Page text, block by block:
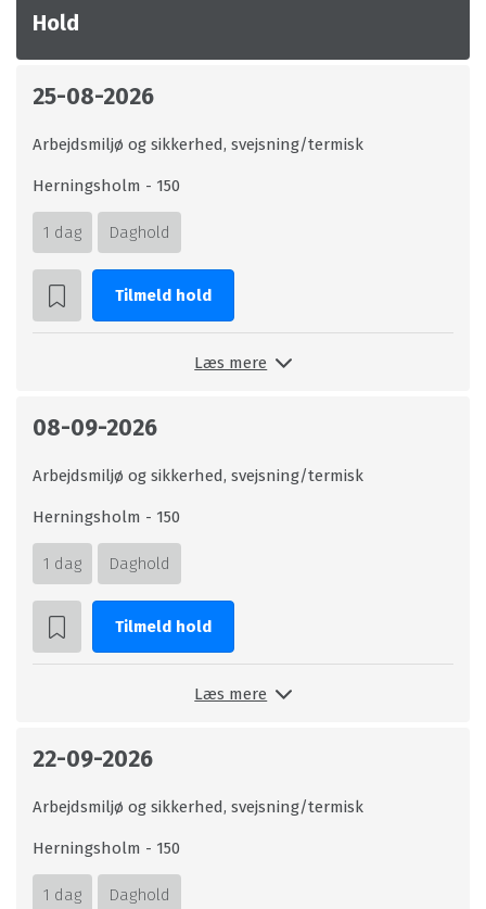
Hold
25-08-2026
Arbejdsmiljø og sikkerhed, svejsning/termisk
Herningsholm - 150
1 dag Daghold
Tilmeld hold
Læs mere
08-09-2026
Arbejdsmiljø og sikkerhed, svejsning/termisk
Herningsholm - 150
1 dag Daghold
Tilmeld hold
Læs mere
22-09-2026
Arbejdsmiljø og sikkerhed, svejsning/termisk
Herningsholm - 150
1 dag Daghold